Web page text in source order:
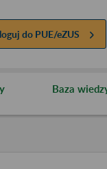
do PUE/eZUS
Baza